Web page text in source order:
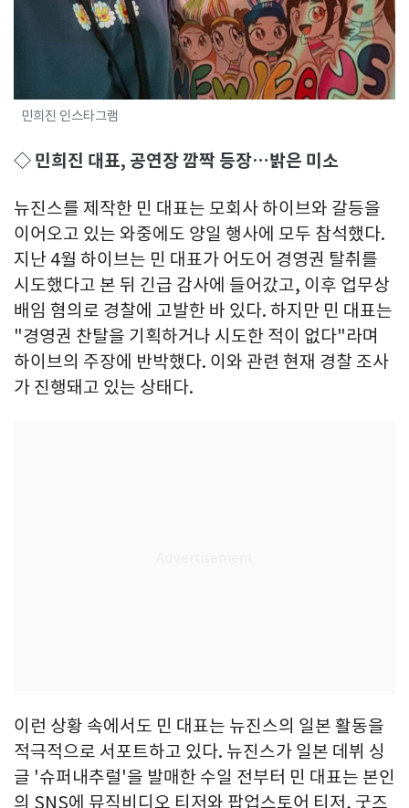
민희진 인스타그램
◇ 민희진 대표, 공연장 깜짝 등장…밝은 미소
뉴진스를 제작한 민 대표는 모회사 하이브와 갈등을
이어오고 있는 와중에도 양일 행사에 모두 참석했다.
지난 4월 하이브는 민 대표가 어도어 경영권 탈취를
시도했다고 본 뒤 긴급 감사에 들어갔고, 이후 업무상
배임 혐의로 경찰에 고발한 바 있다. 하지만 민 대표는
"경영권 찬탈을 기획하거나 시도한 적이 없다"라며
하이브의 주장에 반박했다. 이와 관련 현재 경찰 조사
가 진행돼고 있는 상태다.
이런 상황 속에서도 민 대표는 뉴진스의 일본 활동을
적극적으로 서포트하고 있다. 뉴진스가 일본 데뷔 싱
글 '슈퍼내추럴'을 발매한 수일 전부터 민 대표는 본인
의 SNS에 뮤직비디오 티저와 팝업스토어 티저, 굿즈